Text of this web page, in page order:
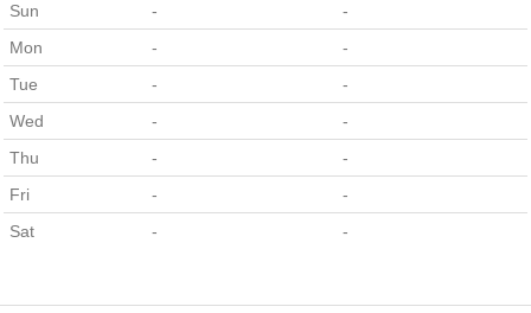
Sun
-
-
Mon
-
-
Tue
-
-
Wed
-
-
Thu
-
-
Fri
-
-
Sat
- -